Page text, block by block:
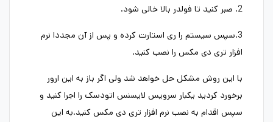
2. صبر کنید تا فولدر بالا خالی شود.
3.سپس سیستم را ری استارت کرده و پس از آن مجددا نرم
افزار تری دی مکس را نصب کنید.
با این روش مشکل حل خواهد شد ولی اگر باز به این ارور
برخورد کردید یکبار سرویس لایسنس اتودسک را اجرا کنید و
سپس اقدام به نصب نرم افزار تری دی مکس کنید.به این